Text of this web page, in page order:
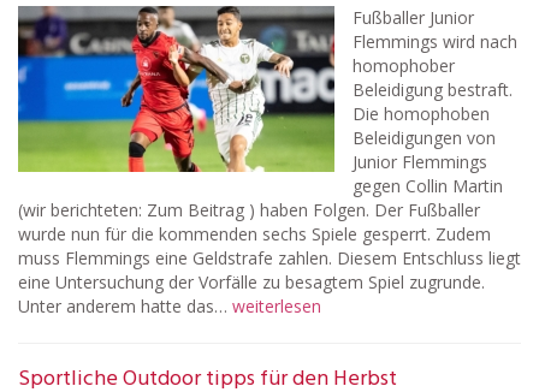
Fußballer Junior
Flemmings wird nach
homophober
Beleidigung bestraft.
Die homophoben
Beleidigungen von
Junior Flemmings
gegen Collin Martin
(wir berichteten: Zum Beitrag ) haben Folgen. Der Fußballer
wurde nun für die kommenden sechs Spiele gesperrt. Zudem
muss Flemmings eine Geldstrafe zahlen. Diesem Entschluss liegt
eine Untersuchung der Vorfälle zu besagtem Spiel zugrunde.
Unter anderem hatte das… weiterlesen
Sportliche Outdoor tipps für den Herbst